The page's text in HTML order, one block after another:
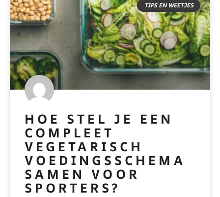
TIPS EN WEETJES
HOE STEL JE EEN
COMPLEET
VEGETARISCH
VOEDINGSSCHEMA
SAMEN VOOR
SPORTERS?